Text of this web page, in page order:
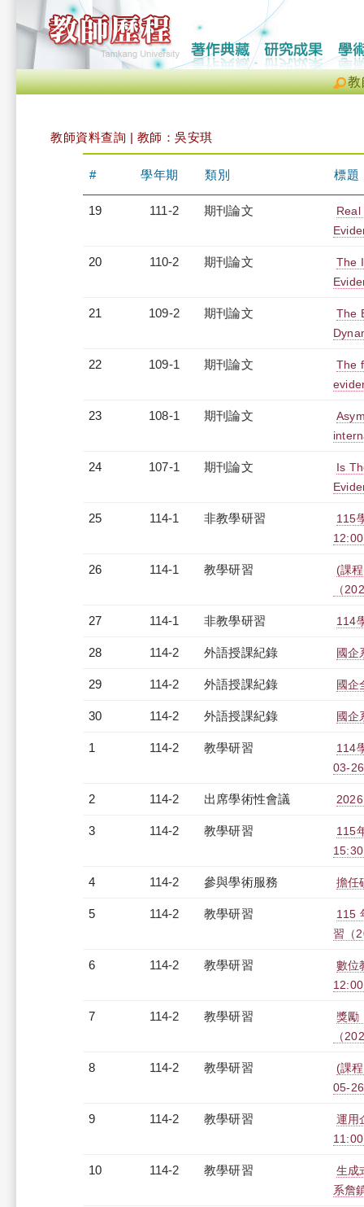
教
教師資料查詢 | 教師：吳安琪
# 學年期 類別 標題
19 111-2 期刊論文
Real
20 110-2 期刊論文
The
21 109-2 期刊論文
The
22 109-1 期刊論文
The
23 108-1 期刊論文
24 107-1 期刊論文
Is
25 114-1 非教學研習
115
26 114-1 教學研習
(課
（
27 114-1 非教學研習 114
28 114-2 外語授課紀錄 國企
29 114-2 外語授課紀錄 國企
30 114-2 外語授課紀錄 國企
1 114-2 教學研習
114
03-
2 114-2 出席學術性會議
3 114-2 教學研習
115
4 114-2 參與學術服務 擔任
5 114-2 教學研習
115
習（
6 114-2 教學研習
數位
7 114-2 教學研習
獎勵
（
8 114-2 教學研習
(課
05-
9 114-2 教學研習
運用
10 114-2 教學研習
生成
系詹